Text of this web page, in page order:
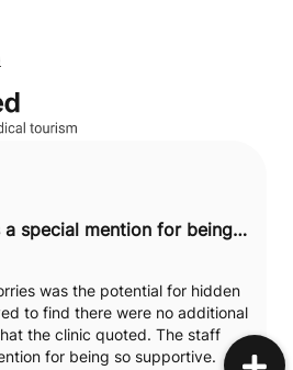
The staff deserves a special mention for being so supportive.
was the potential for hidden
to find there were no additional
the clinic quoted. The staff
for being so supportive.